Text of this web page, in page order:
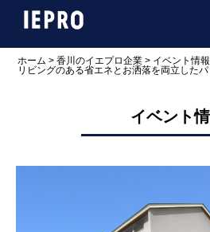
ホーム > 香川のイエプロ企業> イベント情報
リビングのある省エネとお洒落を両立した
イベント